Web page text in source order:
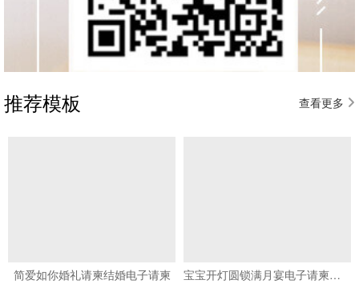
推荐模板 查看更多
简爱如你婚礼请柬结婚电子请柬 宝宝开灯圆锁满月宴电子请柬满月请柬